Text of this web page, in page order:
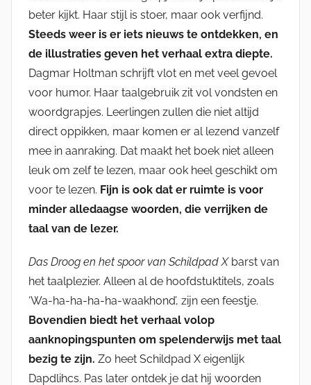
beter kijkt. Haar stijl is stoer, maar ook verfijnd.
Steeds weer is er iets nieuws te ontdekken, en
de illustraties geven het verhaal extra diepte.
Dagmar Holtman schrijft vlot en met veel gevoel
voor humor. Haar taalgebruik zit vol vondsten en
woordgrapjes. Leerlingen zullen die niet altijd
direct oppikken, maar komen er al lezend vanzelf
mee in aanraking. Dat maakt het boek niet alleen
leuk om zelf te lezen, maar ook heel geschikt om
voor te lezen. Fijn is ook dat er ruimte is voor
minder alledaagse woorden, die verrijken de
taal van de lezer.
Das Droog en het spoor van Schildpad Xbarst van
het taalplezier. Alleen al de hoofdstuktitels, zoals
‘Wa-ha-ha-ha-ha-waakhond’, zijn een feestje.
Bovendien biedt het verhaal volop
aanknopingspunten om spelenderwijs met taal
bezig te zijn. Zo heet Schildpad X eigenlijk
Dapdlihcs. Pas later ontdek je dat hij woorden